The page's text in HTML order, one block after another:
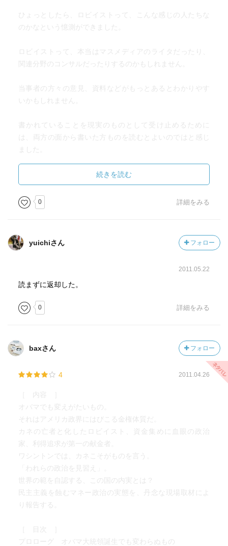
ひょっとしたら、ロビイストって、こんな感じの人たちな
のかなという憶測ができました。
ロビイストって、本当はマスメディアのライタだったり、
関連分野のコンサルだったりするのかもしれません。
当事者の方々の意見、資料などがもっとあるとわかりやす
いかもしれません。
書かれていることを現実のものとして受け止めるために
は、両方の面から書いた方ものを読むとよいのではと感じ
ました。
どちらにも書かれていないことに気がつくかもしれませ
ん。
イヤマークという用語を初めてしりました。
いろいろな情報を丁寧に整理している。
経済界、学術的背景の視点が弱いのは、著者がジャーナリ
続きを読む
0 詳細をみる
yuichiさん フォロー
2011.05.22
読まずに返却した。
0 詳細をみる
baxさん フォロー
4 2011.04.26
［ 内容 ］
オバマでも変えがたいもの。
それはアメリカ政界にはびこる金権体質だ。
カネの亡者と化したロビイスト、資金集めに血眼の政治
家、利得追求が第一の献金者。
ワシントンでは、カネこそがものを言う。
「われらの政治を見習え」。
世界の範を自認する、この国の内実とは？
民主主義を蝕むマネー政治の実態を、丹念な現場取材によ
り報告する。
［ 目次 ］
プロローグ オバマ大統領誕生でも変わらぬもの